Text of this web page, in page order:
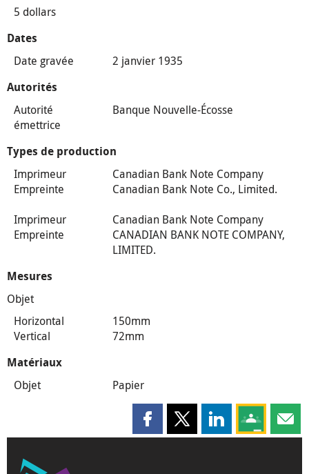
5 dollars
Dates
Date gravée 2 janvier 1935
Autorités
Autorité
émettrice
Banque Nouvelle-Écosse
Types de production
Imprimeur
Canadian Bank Note Company
Empreinte
Canadian Bank Note Co., Limited.
Imprimeur
Canadian Bank Note Company
Empreinte
CANADIAN BANK NOTE COMPANY,
LIMITED.
Mesures
Objet
Horizontal
150mm
Vertical
72mm
Matériaux
Objet Papier
Partager cette page sur
Partager cette page sur X
Partager cette
Partagez